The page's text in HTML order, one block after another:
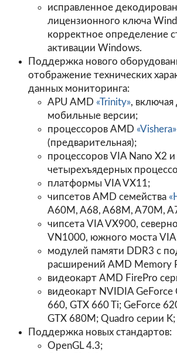
исправленное
лицензионного ключа
корректное определение
активации Windows.
Поддержка нового
отображение технических
данных мониторинга:
APU AMD «Trinity»,
мобильные версии;
процессоров AMD «Vishera»
(предварительная);
процессоров VIA Nano X2 и
четырехъядерных
платформы VIA VX11;
чипсетов AMD семейства
A60M, A68, A68M, A70M,
чипсета VIA VX900,
VN1000, южного моста
модулей памяти DDR3 с
расширений AMD Memory
видеокарт AMD FirePro
видеокарт NVIDIA GeForce
660, GTX 660 Ti; GeForce
GTX 680M; Quadro серии K;
Поддержка новых стандартов:
OpenGL 4.3;